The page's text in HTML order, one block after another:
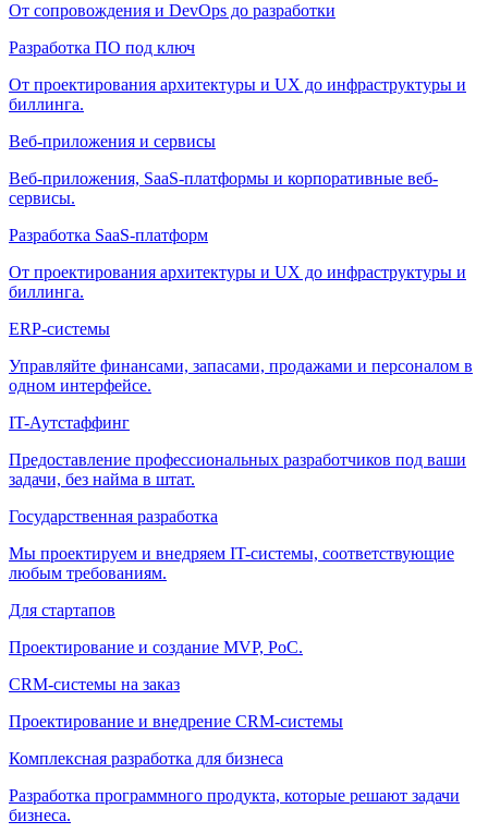
От сопровождения и DevOps до разработки
Разработка ПО под ключ
От проектирования архитектуры и UX до инфраструктуры и
биллинга.
Веб-приложения и сервисы
Веб-приложения, SaaS-платформы и корпоративные веб-
сервисы.
Разработка SaaS-платформ
От проектирования архитектуры и UX до инфраструктуры и
биллинга.
ERP-системы
Управляйте финансами, запасами, продажами и персоналом в
одном интерфейсе.
IT-Аутстаффинг
Предоставление профессиональных разработчиков под ваши
задачи, без найма в штат.
Государственная разработка
Мы проектируем и внедряем IT-системы, соответствующие
любым требованиям.
Для стартапов
Проектирование и создание MVP, PoC.
CRM-системы на заказ
Проектирование и внедрение CRM-системы
Комплексная разработка для бизнеса
Разработка программного продукта, которые решают задачи
бизнеса.